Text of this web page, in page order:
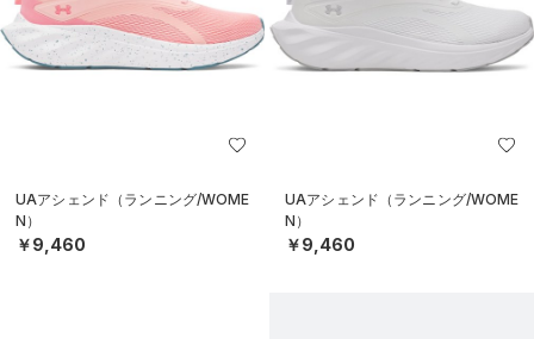
UAアシェンド（ランニング/WOME
N）
￥9,460
UAアシェンド（ランニング/WOME
N）
￥9,460